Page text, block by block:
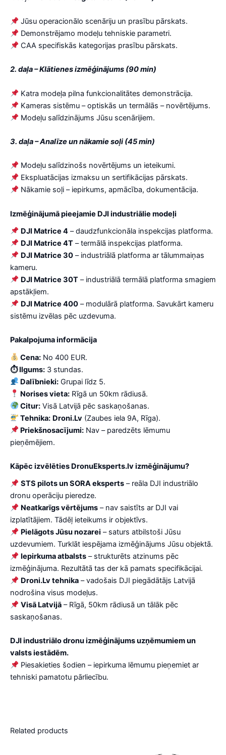
Jūsu operacionālo scenāriju un prasību pārskats.
Demonstrējamo modeļu tehniskie parametri.
CAA specifiskās kategorijas prasību pārskats.
2. daļa – Klātienes izmēģinājums (90 min)
Katra modeļa pilna funkcionalitātes demonstrācija.
Kameras sistēmu – optiskās un termālās – novērtējums.
Modeļu salīdzinājums Jūsu scenārijiem.
3. daļa – Analīze un nākamie soļi (45 min)
Modeļu salīdzinošs novērtējums un ieteikumi.
Ekspluatācijas izmaksu un sertifikācijas pārskats.
Nākamie soļi – iepirkums, apmācība, dokumentācija.
Izmēģinājumā pieejamie DJI industriālie modeļi
DJI Matrice 4– daudzfunkcionāla inspekcijas platforma.
DJI Matrice 4T– termālā inspekcijas platforma.
DJI Matrice 30– industriālā platforma ar tālummaiņas
kameru.
DJI Matrice 30T– industriālā termālā platforma smagiem
apstākļiem.
DJI Matrice 400– modulārā platforma. Savukārt kameru
sistēmu izvēlas pēc uzdevuma.
Pakalpojuma informācija
Cena:No 400 EUR.
⏱ Ilgums: 3 stundas.
Dalībnieki:Grupai līdz 5.
Norises vieta:Rīgā un 50km rādiusā.
Citur:Visā Latvijā pēc saskaņošanas.
Tehnika: Droni.Lv(Zaubes iela 9A, Rīga).
Priekšnosacījumi:Nav – paredzēts lēmumu
pieņēmējiem.
Kāpēc izvēlēties DronuEksperts.lv izmēģinājumu?
STS pilots un SORA eksperts– reāla DJI industriālo
dronu operāciju pieredze.
Neatkarīgs vērtējums– nav saistīts ar DJI vai
izplatītājiem. Tādēļ ieteikums ir objektīvs.
Pielāgots Jūsu nozarei – saturs atbilstoši Jūsu
uzdevumiem. Turklāt iespējama izmēģinājums Jūsu objektā.
Iepirkuma atbalsts– strukturēts atzinums pēc
izmēģinājuma. Rezultātā tas der kā pamats specifikācijai.
Droni.Lv tehnika– vadošais DJI piegādātājs Latvijā
nodrošina visus modeļus.
Visā Latvijā– Rīgā, 50km rādiusā un tālāk pēc
saskaņošanas.
DJI industriālo dronu izmēģinājums uzņēmumiem un
valsts iestādēm.
Piesakieties šodien – iepirkuma lēmumu pieņemiet ar
tehniski pamatotu pārliecību.
Related products